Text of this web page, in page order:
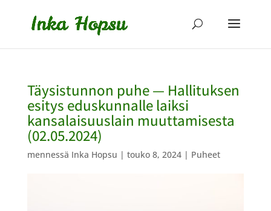
Täysistunnon puhe — Hallituksen
esitys eduskunnalle laiksi
kansalaisuuslain muuttamisesta
(02.05.2024)
mennessä Inka Hopsu | touko 8, 2024| Puheet